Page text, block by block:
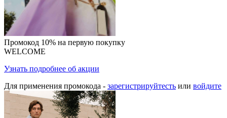
Промокод 10% на первую покупку
WELCOME
Узнать подробнее об акции
Для применения промокода - зарегистрируйтесть или войдите